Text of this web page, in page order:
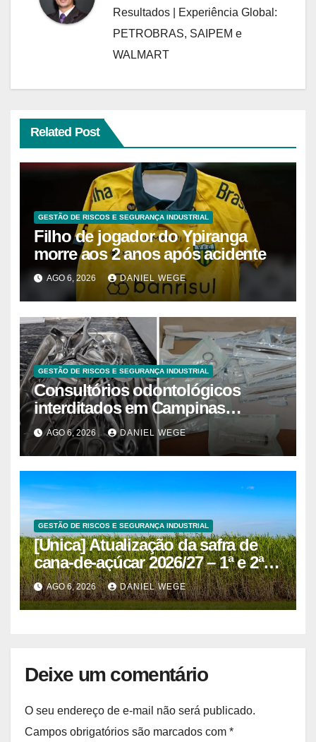
Resultados | Experiência Global:
PETROBRAS, SAIPEM e
WALMART
Related Post
GESTÃO DE RISCOS E SEGURANÇA INDUSTRIAL
Filho de jogador do Ypiranga
morre aos 2 anos após acidente
AGO 6, 2026 DANIEL WEGE
GESTÃO DE RISCOS E SEGURANÇA INDUSTRIAL
Consultórios odontológicos
interditados em Campinas
superam 2025
AGO 6, 2026 DANIEL WEGE
GESTÃO DE RISCOS E SEGURANÇA INDUSTRIAL
[Unica] Atualização da safra de
cana-de-açúcar 2026/27 – 1ª e 2ª
quinzenas de junho
AGO 6, 2026 DANIEL WEGE
Deixe um comentário
O seu endereço de e-mail não será publicado.
Campos obrigatórios são marcados com *